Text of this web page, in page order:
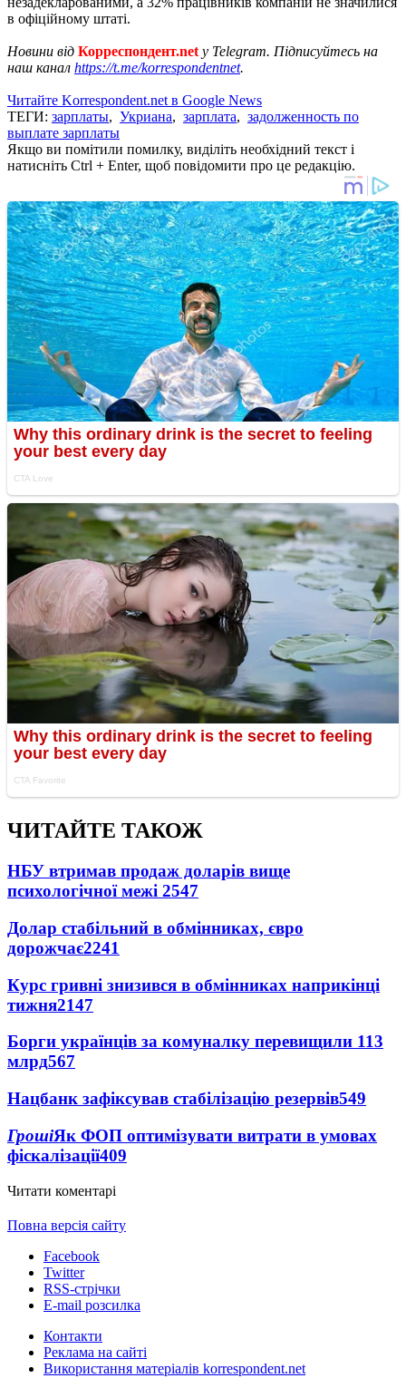
в офіційному штаті.
Новини від Корреспондент.net у Telegram. Підписуйтесь на
наш канал https://t.me/korrespondentnet.
Читайте Korrespondent.net в Google News
ТЕГИ: зарплаты, Укриана, зарплата, задолженность по
выплате зарплаты
Якщо ви помітили помилку, виділіть необхідний текст і
натисніть Ctrl + Enter, щоб повідомити про це редакцію.
ЧИТАЙТЕ ТАКОЖ
НБУ втримав продаж доларів вище
психологічної межі 2547
Долар стабільний в обмінниках, євро
дорожчає2241
Курс гривні знизився в обмінниках наприкінці
тижня2147
Борги українців за комуналку перевищили 113
млрд567
Нацбанк зафіксував стабілізацію резервів549
ГрошіЯк ФОП оптимізувати витрати в умовах
фіскалізації409
Читати коментарі
Повна версія сайту
Facebook
Twitter
RSS-стрічки
E-mail розсилка
Контакти
Реклама на сайті
Використання матеріалів korrespondent.net